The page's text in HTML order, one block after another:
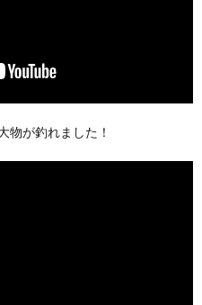
物が釣れました！